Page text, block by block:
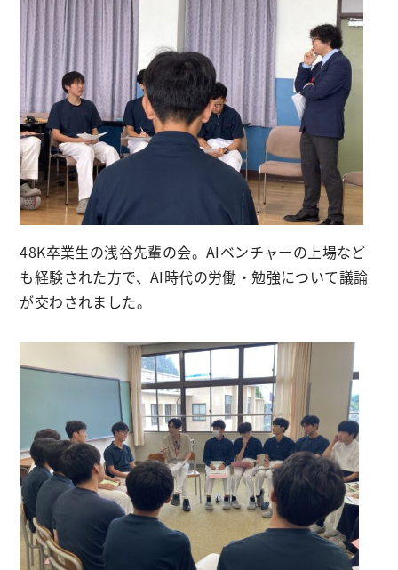
48K卒業生の浅谷先輩の会。AIベンチャーの上場など
も経験された方で、AI時代の労働・勉強について議論
が交わされました。